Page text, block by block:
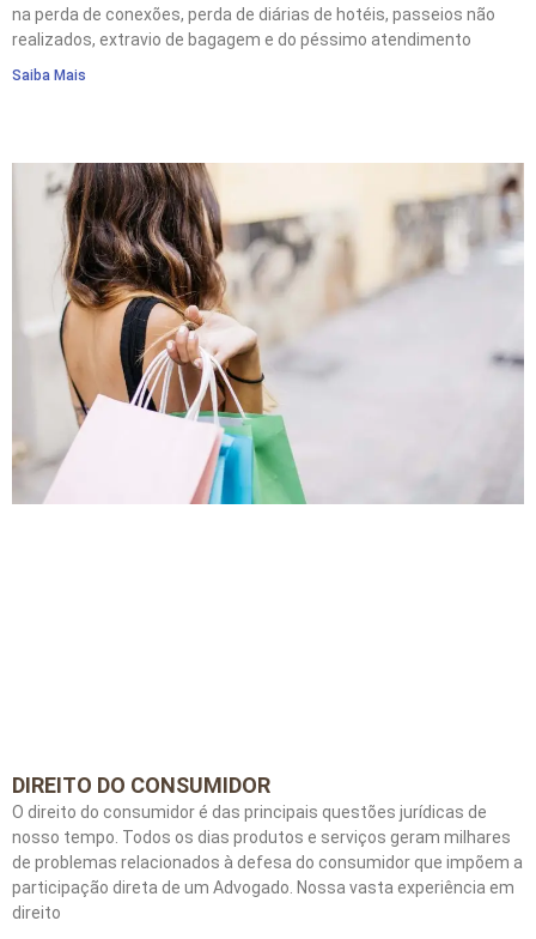
na perda de conexões, perda de diárias de hotéis, passeios não
realizados, extravio de bagagem e do péssimo atendimento
Saiba Mais
DIREITO DO CONSUMIDOR
O direito do consumidor é das principais questões jurídicas de
nosso tempo. Todos os dias produtos e serviços geram milhares
de problemas relacionados à defesa do consumidor que impõem a
participação direta de um Advogado. Nossa vasta experiência em
direito